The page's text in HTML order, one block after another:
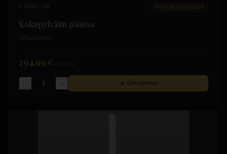
C1002-2W Pylväät ja pilasterit
Kokopylvään pääosa
294.99 €
Ostoskoriin